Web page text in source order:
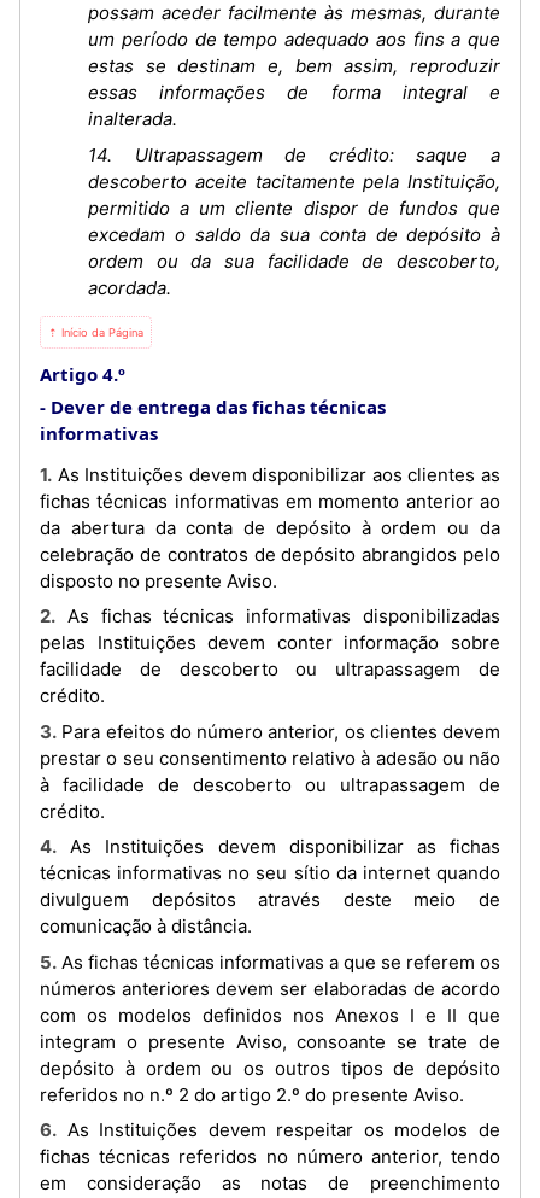
possam aceder facilmente às mesmas, durante
um período de tempo adequado aos fins a que
estas se destinam e, bem assim, reproduzir
essas informações de forma integral e
inalterada.
14. Ultrapassagem de crédito: saque a
descoberto aceite tacitamente pela Instituição,
permitido a um cliente dispor de fundos que
excedam o saldo da sua conta de depósito à
ordem ou da sua facilidade de descoberto,
acordada.
⇡ Início da Página
Artigo 4.º
Dever de entrega das fichas técnicas
informativas
1. As Instituições devem disponibilizar aos clientes as
fichas técnicas informativas em momento anterior ao
da abertura da conta de depósito à ordem ou da
celebração de contratos de depósito abrangidos pelo
disposto no presente Aviso.
2. As fichas técnicas informativas disponibilizadas
pelas Instituições devem conter informação sobre
facilidade de descoberto ou ultrapassagem de
crédito.
3. Para efeitos do número anterior, os clientes devem
prestar o seu consentimento relativo à adesão ou não
à facilidade de descoberto ou ultrapassagem de
crédito.
4. As Instituições devem disponibilizar as fichas
técnicas informativas no seu sítio da internet quando
divulguem depósitos através deste meio de
comunicação à distância.
5. As fichas técnicas informativas a que se referem os
números anteriores devem ser elaboradas de acordo
com os modelos definidos nos Anexos I e II que
integram o presente Aviso, consoante se trate de
depósito à ordem ou os outros tipos de depósito
referidos no n.º 2 do artigo 2.º do presente Aviso.
6. As Instituições devem respeitar os modelos de
fichas técnicas referidos no número anterior, tendo
em consideração as notas de preenchimento